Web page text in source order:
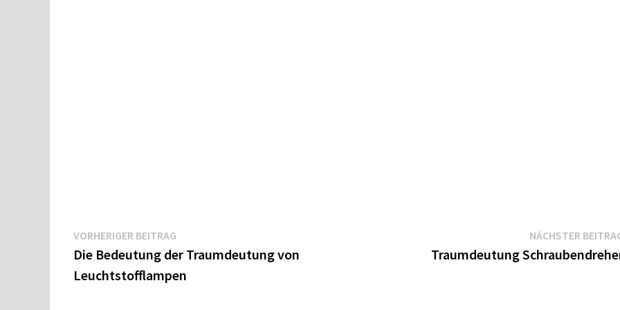
Beitragsnavigation
VORHERIGER BEITRAG
Beitrag:
Die Bedeutung der Traumdeutung von
Leuchtstofflampen
NÄCHSTER
Traumdeutung